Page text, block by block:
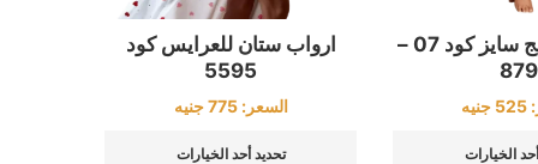
روب ستان بيج سايز كود 07 –
879
525 جنيه
الخيارات
ارواب ستان للعرايس كود
5595
السعر:775 جنيه
تحديد أحد الخيارات